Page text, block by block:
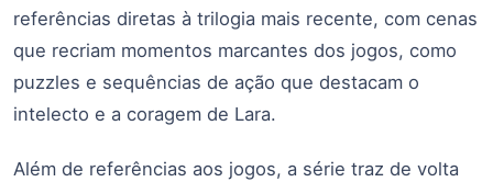
referências diretas à trilogia mais recente, com cenas
que recriam momentos marcantes dos jogos, como
puzzles e sequências de ação que destacam o
intelecto e a coragem de Lara.
Além de referências aos jogos, a série traz de volta